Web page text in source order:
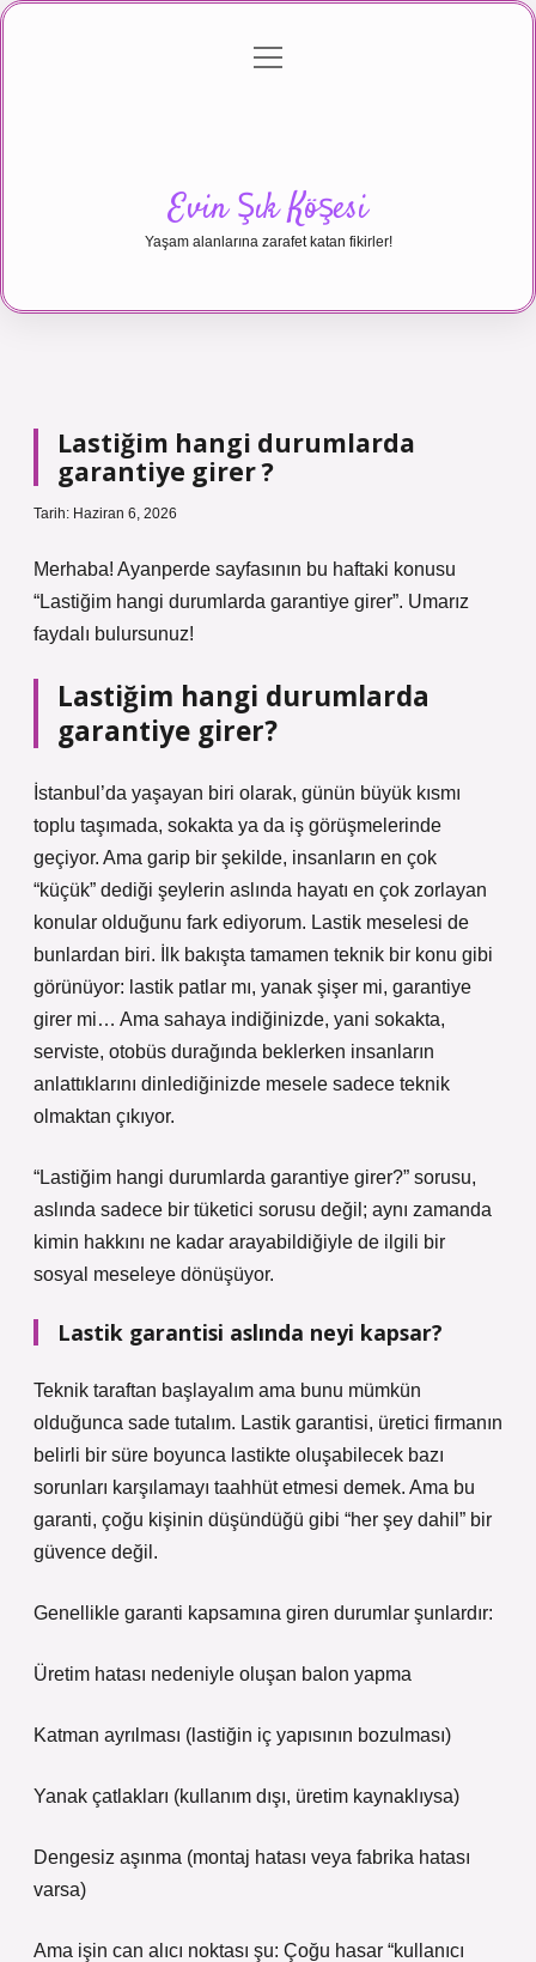
Gizlilik Politikası
menüyü
Evin Şık Köşesi
Yaşam alanlarına zarafet katan fikirler!
Lastiğim hangi durumlarda
garantiye girer ?
Tarih: Haziran 6, 2026
Merhaba! Ayanperde sayfasının bu haftaki konusu
“Lastiğim hangi durumlarda garantiye girer”. Umarız
faydalı bulursunuz!
Lastiğim hangi durumlarda
garantiye girer?
İstanbul’da yaşayan biri olarak, günün büyük kısmı
toplu taşımada, sokakta ya da iş görüşmelerinde
geçiyor. Ama garip bir şekilde, insanların en çok
“küçük” dediği şeylerin aslında hayatı en çok zorlayan
konular olduğunu fark ediyorum. Lastik meselesi de
bunlardan biri. İlk bakışta tamamen teknik bir konu gibi
görünüyor: lastik patlar mı, yanak şişer mi, garantiye
girer mi… Ama sahaya indiğinizde, yani sokakta,
serviste, otobüs durağında beklerken insanların
anlattıklarını dinlediğinizde mesele sadece teknik
olmaktan çıkıyor.
“Lastiğim hangi durumlarda garantiye girer?” sorusu,
aslında sadece bir tüketici sorusu değil; aynı zamanda
kimin hakkını ne kadar arayabildiğiyle de ilgili bir
sosyal meseleye dönüşüyor.
Lastik garantisi aslında neyi kapsar?
Teknik taraftan başlayalım ama bunu mümkün
olduğunca sade tutalım. Lastik garantisi, üretici firmanın
belirli bir süre boyunca lastikte oluşabilecek bazı
sorunları karşılamayı taahhüt etmesi demek. Ama bu
garanti, çoğu kişinin düşündüğü gibi “her şey dahil” bir
güvence değil.
Genellikle garanti kapsamına giren durumlar şunlardır:
Üretim hatası nedeniyle oluşan balon yapma
Katman ayrılması (lastiğin iç yapısının bozulması)
Yanak çatlakları (kullanım dışı, üretim kaynaklıysa)
Dengesiz aşınma (montaj hatası veya fabrika hatası
varsa)
Ama işin can alıcı noktası şu: Çoğu hasar “kullanıcı